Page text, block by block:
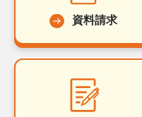
資料請求